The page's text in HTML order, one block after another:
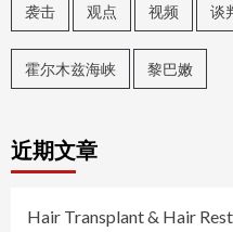
袭击 观点 视频 谈
霍尔木兹海峡 黎巴嫩
近期文章
Hair Transplant & Hair